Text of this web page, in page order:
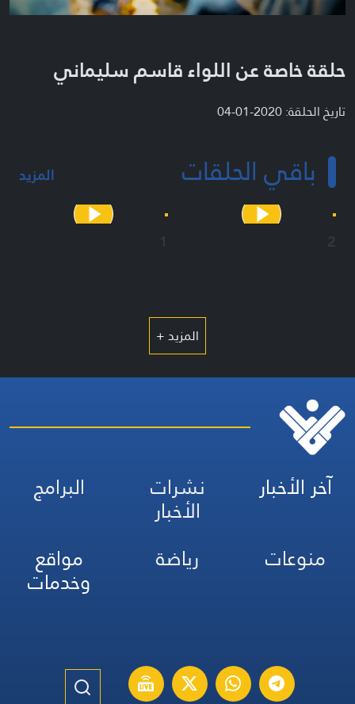
حلقة خاصة عن اللواء قاسم سليماني
تاريخ الحلقة: 2020-01-04
باقي الحلقات المزيد
2
1
المزيد +
آخر الأخبار نشرات
الأخبار
البرامج
منوعات
رياضة مواقع
وخدمات